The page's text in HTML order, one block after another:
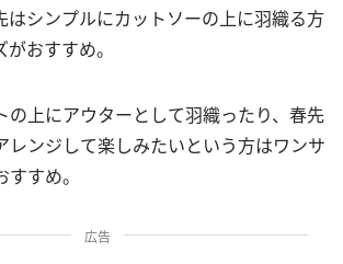
はシンプルにカットソーの上に羽織る方
おすすめ。
の上にアウターとして羽織ったり、春先
レンジして楽しみたいという方はワンサ
すめ。
広告